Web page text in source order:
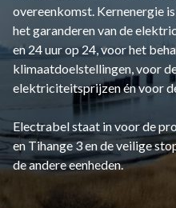
overeenkomst. Kernenergie
het garanderen van de
en 24 uur op 24, voor het
klimaatdoelstellingen, voor
elektriciteitsprijzen én voor
Electrabel staat in voor de
en Tihange 3 en de veilige
de andere eenheden.